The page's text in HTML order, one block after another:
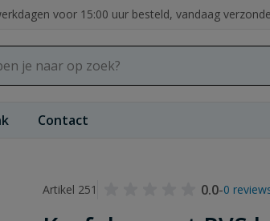
voor 15:00 uur besteld, vandaag
Contact
Artikel 251
0.0-0